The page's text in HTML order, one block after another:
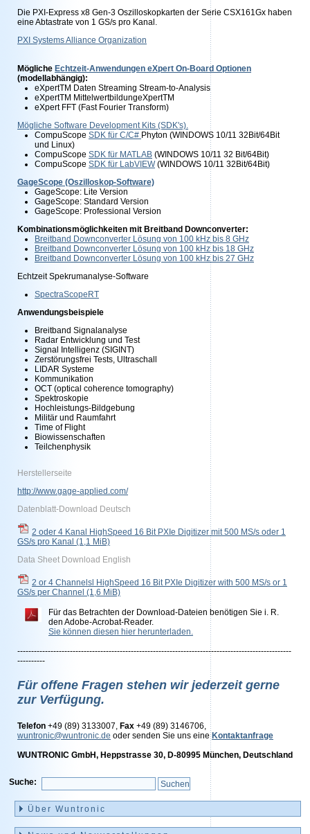
Die PXI-Express x8 Gen-3 Oszilloskopkarten der Serie CSX161Gx haben
eine Abtastrate von 1 GS/s pro Kanal.
PXI Systems Alliance Organization
Mögliche Echtzeit-Anwendungen eXpert On-Board Optionen
(modellabhängig):
eXpertTM Daten Streaming Stream-to-Analysis
eXpertTM MittelwertbildungeXpertTM
eXpert FFT (Fast Fourier Transform)
Mögliche Software Development Kits (SDK's).
CompuScope SDK für C/C# Phyton (WINDOWS 10/11 32Bit/64Bit
und Linux)
CompuScope SDK für MATLAB (WINDOWS 10/11 32 Bit/64Bit)
CompuScope SDK für LabVIEW(WINDOWS 10/11 32Bit/64Bit)
GageScope (Oszilloskop-Software)
GageScope: Lite Version
GageScope: Standard Version
GageScope: Professional Version
Kombinationsmöglichkeiten mit Breitband Downconverter:
Breitband Downconverter Lösung von 100 kHz bis 8 GHz
Breitband Downconverter Lösung von 100 kHz bis 18 GHz
Breitband Downconverter Lösung von 100 kHz bis 27 GHz
Echtzeit Spekrumanalyse-Software
SpectraScopeRT
Anwendungsbeispiele
Breitband Signalanalyse
Radar Entwicklung und Test
Signal Intelligenz (SIGINT)
Zerstörungsfrei Tests, Ultraschall
LIDAR Systeme
Kommunikation
OCT (optical coherence tomography)
Spektroskopie
Hochleistungs-Bildgebung
Militär und Raumfahrt
Time of Flight
Biowissenschaften
Teilchenphysik
Herstellerseite
http://www.gage-applied.com/
Datenblatt-Download Deutsch
2 oder 4 Kanal HighSpeed 16 Bit PXIe Digitizer mit 500 MS/s oder 1
GS/s pro Kanal (1,1 MiB)
Data Sheet Download English
2 or 4 Channelsl HighSpeed 16 Bit PXIe Digitizer with 500 MS/s or 1
GS/s per Channel (1,6 MiB)
Für das Betrachten der Download-Dateien benötigen Sie i. R.
den Adobe-Acrobat-Reader.
Sie können diesen hier herunterladen.
---------------------------------------------------------------------------------------------------
----------
Für offene Fragen stehen wir jederzeit gerne
zur Verfügung.
Telefon +49 (89) 3133007, Fax +49 (89) 3146706,
wuntronic@wuntronic.de oder senden Sie uns eine Kontaktanfrage
WUNTRONIC GmbH, Heppstrasse 30, D-80995 München, Deutschland
Suche:
überspringen
Über Wuntronic